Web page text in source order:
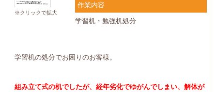
※クリックで拡大
作業内容
学習机・勉強机処分
学習机の処分でお困りのお客様。
組み立て式の机でしたが、経年劣化でゆがんでしまい、解体が